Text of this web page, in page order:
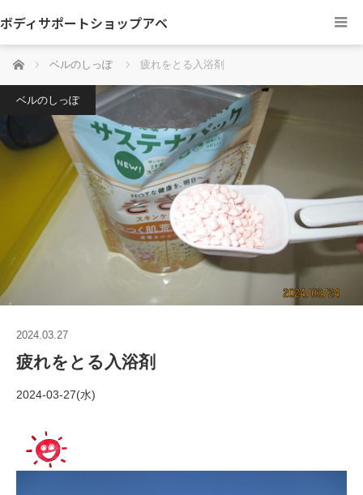
ボディサポートショップアベ
ホーム ベルのしっぽ 疲れをとる入浴剤
ベルのしっぽ
2024.03.27
疲れをとる入浴剤
2024-03-27(水)